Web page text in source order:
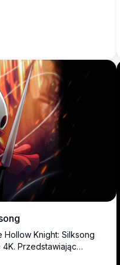
Hollow Knight: Silksong
Przedstawiając